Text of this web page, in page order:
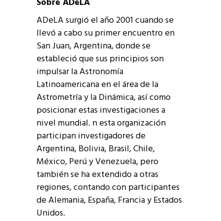
ADeLA surgió el año 2001 cuando se
llevó a cabo su primer encuentro en
San Juan, Argentina, donde se
estableció que sus principios son
impulsar la Astronomía
Latinoamericana en el área de la
Astrometría y la Dinámica, así como
posicionar estas investigaciones a
nivel mundial. n esta organización
participan investigadores de
Argentina, Bolivia, Brasil, Chile,
México, Perú y Venezuela, pero
también se ha extendido a otras
regiones, contando con participantes
de Alemania, España, Francia y Estados
Unidos.